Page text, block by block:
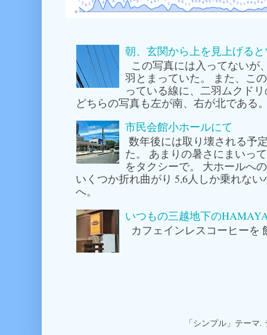
朝、玄関から上を見上げる
この写真には入ってないが
羽とまっていた。 また、こ
っている線に、二羽ムクド
どちらの写真も左が南、右が北である
市民会館小ホールにて
数年後には取り壊される予
た。 あまりの暑さにまいっ
をタクシーで。 大ホールへ
いくつか折れ曲がり 5,6人しか乗れな
へ。
いつもの三越地下の
カフェインレスコーヒーを
「シンプル」テー